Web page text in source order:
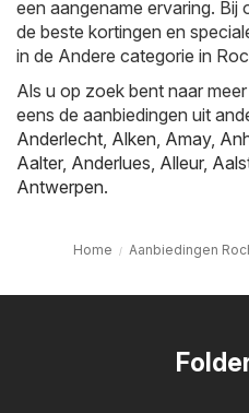
een aangename ervaring.
de beste kortingen en
in de Andere categorie in
Als u op zoek bent naar
eens de aanbiedingen uit
Anderlecht Alken Amay,
Aalter, Anderlues Alleur,
Antwerpen.
Home Aanbiedingen